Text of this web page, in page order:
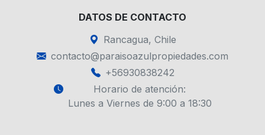
DATOS DE CONTACTO
Rancagua, Chile
contacto@paraisoazulpropiedades.com
+56930838242
Horario de atención:
Lunes a Viernes de 9:00 a 18:30